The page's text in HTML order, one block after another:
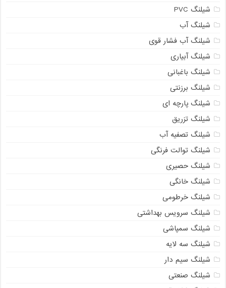
شیلنگ PVC
شیلنگ آب
شیلنگ آب فشار قوی
شیلنگ آبیاری
شیلنگ باغبانی
شیلنگ برزنتی
شیلنگ پارچه ای
شیلنگ تزریق
شیلنگ تصفیه آب
شیلنگ توالت فرنگی
شیلنگ حصیری
شیلنگ خانگی
شیلنگ خرطومی
شیلنگ سرویس بهداشتی
شیلنگ سمپاشی
شیلنگ سه لایه
شیلنگ سیم دار
شیلنگ صنعتی